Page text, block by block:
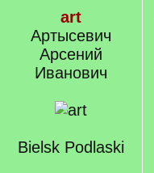
art
Артысевич
Арсений
Иванович
Bielsk Podlaski